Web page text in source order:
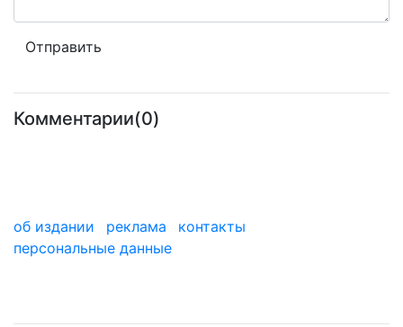
Комментарии(0)
об издании реклама
контакты
персональные данные